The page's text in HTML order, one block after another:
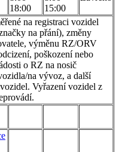
18:00
15:00
na registraci vozidel
na přání), změny
výměnu RZ/ORV
poškození nebo
o RZ na nosič
na vývoz, a další
Vyřazení vozidel z